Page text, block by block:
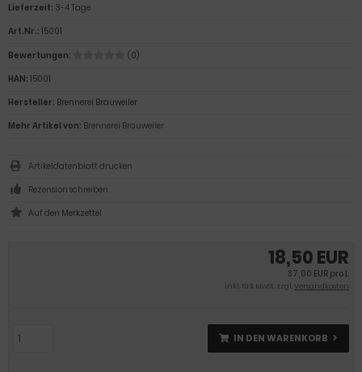
18,50 EUR
37,00 EUR pro L
inkl. 19 % MwSt. zzgl.Versandkosten
IN DEN WARENKORB
Lieferzeit: 3-4 Tage
Art.Nr.: 15001
Bewertungen:
(0)
HAN: 15001
Hersteller: Brennerei Brauweiler
Mehr Artikel von: Brennerei Brauweiler
Artikeldatenblatt drucken
Rezension schreiben